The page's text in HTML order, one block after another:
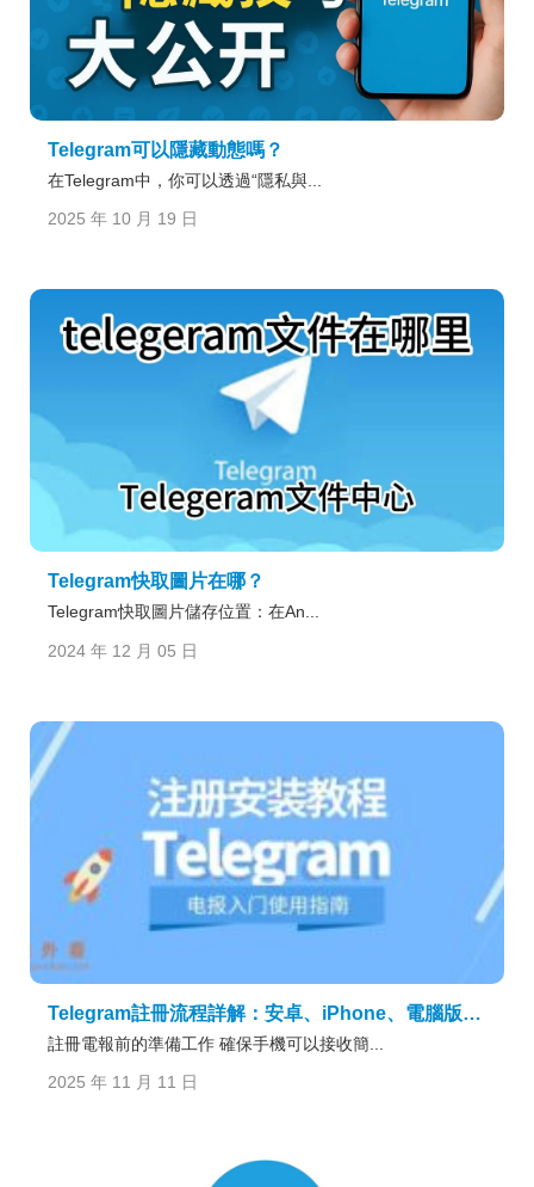
Telegram可以隱藏動態嗎？
在Telegram中，你可以透過“隱私與...
2025 年 10 月 19 日
Telegram快取圖片在哪？
Telegram快取圖片儲存位置：在An...
2024 年 12 月 05 日
Telegram註冊流程詳解：安卓、iPhone、電腦版通用教程
註冊電報前的準備工作 確保手機可以接收簡...
2025 年 11 月 11 日